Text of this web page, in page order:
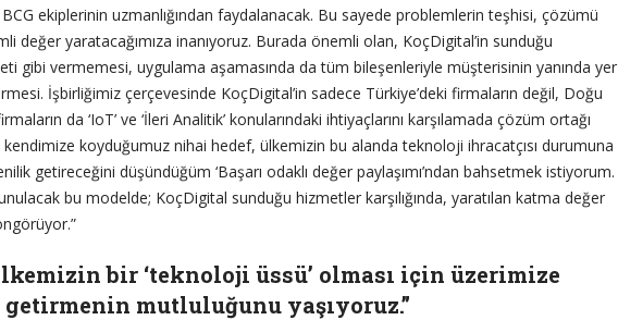
ekiplerinin uzmanlığından faydalanacak. Bu sayede problemlerin teşhisi, çözümü
değer yaratacağımıza inanıyoruz. Burada önemli olan, KoçDigital’in sunduğu
gibi vermemesi, uygulama aşamasında da tüm bileşenleriyle müşterisinin yanında yer
İşbirliğimiz çerçevesinde KoçDigital’in sadece Türkiye’deki firmaların değil, Doğu
da ‘IoT’ ve ‘İleri Analitik’ konularındaki ihtiyaçlarını karşılamada çözüm ortağı
koyduğumuz nihai hedef, ülkemizin bu alanda teknoloji ihracatçısı durumuna
getireceğini düşündüğüm ‘Başarı odaklı değer paylaşımı’ndan bahsetmek istiyorum.
bu modelde; KoçDigital sunduğu hizmetler karşılığında, yaratılan katma değer
bir ‘teknoloji üssü’ olması için üzerimize
mutluluğunu yaşıyoruz.”